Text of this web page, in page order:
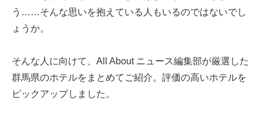
う……そんな思いを抱えている人もいるのではないでし
ょうか。
そんな人に向けて、All About ニュース編集部が厳選した
群馬県のホテルをまとめてご紹介。評価の高いホテルを
ピックアップしました。